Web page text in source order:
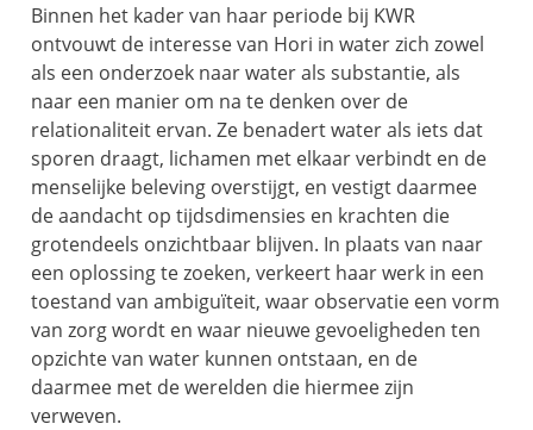
Binnen het kader van haar periode bij KWR
ontvouwt de interesse van Hori in water zich zowel
als een onderzoek naar water als substantie, als
naar een manier om na te denken over de
relationaliteit ervan. Ze benadert water als iets dat
sporen draagt, lichamen met elkaar verbindt en de
menselijke beleving overstijgt, en vestigt daarmee
de aandacht op tijdsdimensies en krachten die
grotendeels onzichtbaar blijven. In plaats van naar
een oplossing te zoeken, verkeert haar werk in een
toestand van ambiguïteit, waar observatie een vorm
van zorg wordt en waar nieuwe gevoeligheden ten
opzichte van water kunnen ontstaan, en de
daarmee met de werelden die hiermee zijn
verweven.